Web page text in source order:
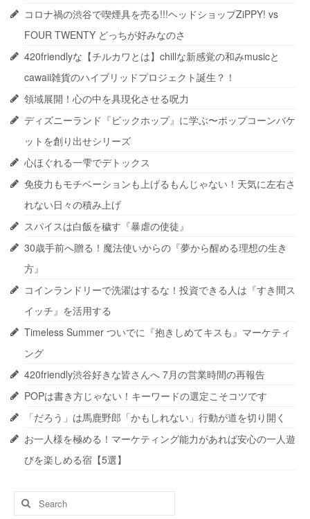
コロナ禍の渋谷で喫煙具を売る!!!ヘッドショップZiPPY! vs
FOUR TWENTY どっちが好みなのさ
420friendlyな【チルカワとは】chillな新感覚の和みmusicと
cawaii雑貨のハイブリッドプロジェクト誕生？！
領域展開！心の中を具現化させる呪力
ディズニーランド『ビックホップ』に学ぶ〜ポップコーンバケ
ットを創り出せシリーズ
心ほぐれる一雫でデトックス
免疫力もモチベーションも上げるもんじゃない！天気に左右さ
れない日々の積み上げ
スパイスは白飯を穢す『暴虐の使徒』
30歳手前へ贈る！魔法使いからの『夢から醒める理想の生き
方』
コインランドリーで洗濯はするな！投資できる人は『すき間ス
イッチ』を活用する
Timeless Summer ついでに『抱きしめてキスも』マーケティ
ング
420friendly渋谷好きな皆さんへ 7月の営業時間の再報告
POPは書き方じゃない！キーワードの選定こそコツです
「だろう」は馬鹿野郎「かもしれない」行動が道を切り開く
お一人様を極める！マーケティング能力があれば安心の一人遊
びを楽しめる宿【5選】
Search
for: